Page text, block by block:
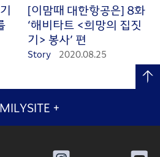
[이맘때 대한항공은] 8화
‘해비타트 <희망의 집짓
기> 봉사’ 편
Story 2020.08.25
+